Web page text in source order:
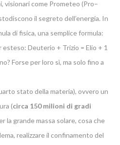
visionari come Prometeo (Pro–
il segreto dell’energia. In
di fisica, una semplice formula:
esteso: Deuterio + Trizio = Elio + 1
Forse per loro sì, ma solo fino a
stato della materia), ovvero un
(circa 150 milioni di gradi
la grande massa solare, cosa che
realizzare il confinamento del